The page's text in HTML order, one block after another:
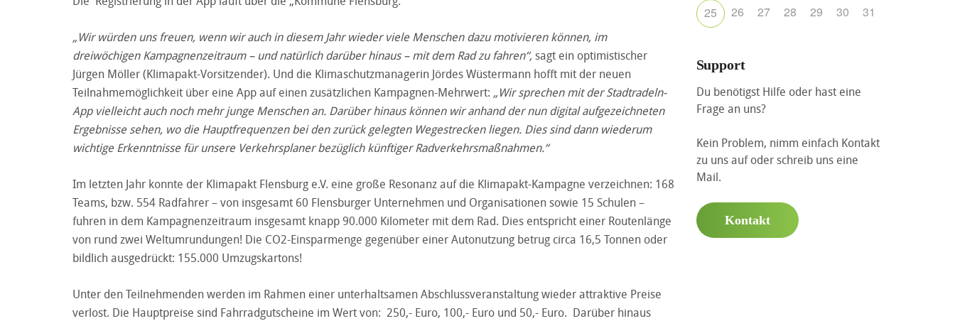
„Wir würden uns freuen, wenn wir auch in diesem Jahr wieder viele Menschen dazu motivieren können, im
dreiwöchigen Kampagnenzeitraum – und natürlich darüber hinaus – mit dem Rad zu fahren“,sagt ein optimistischer
Jürgen Möller (Klimapakt-Vorsitzender). Und die Klimaschutzmanagerin Jördes Wüstermann hofft mit der neuen
Teilnahmemöglichkeit über eine App auf einen zusätzlichen Kampagnen-Mehrwert: „Wir sprechen mit der Stadtradeln-
App vielleicht auch noch mehr junge Menschen an. Darüber hinaus können wir anhand der nun digital aufgezeichneten
Ergebnisse sehen, wo die Hauptfrequenzen bei den zurück gelegten Wegestrecken liegen. Dies sind dann wiederum
wichtige Erkenntnisse für unsere Verkehrsplaner bezüglich künftiger Radverkehrsmaßnahmen.“
Im letzten Jahr konnte der Klimapakt Flensburg e.V. eine große Resonanz auf die Klimapakt-Kampagne verzeichnen: 168
Teams, bzw. 554 Radfahrer – von insgesamt 60 Flensburger Unternehmen und Organisationen sowie 15 Schulen –
fuhren in dem Kampagnenzeitraum insgesamt knapp 90.000 Kilometer mit dem Rad. Dies entspricht einer Routenlänge
von rund zwei Weltumrundungen! Die CO2-Einsparmenge gegenüber einer Autonutzung betrug circa 16,5 Tonnen oder
bildlich ausgedrückt: 155.000 Umzugskartons!
Unter den Teilnehmenden werden im Rahmen einer unterhaltsamen Abschlussveranstaltung wieder attraktive Preise
verlost. Die Hauptpreise sind Fahrradgutscheine im Wert von: 250,- Euro, 100,- Euro und 50,- Euro. Darüber hinaus
25
26 27 28 29 30 31
Support
Du benötigst Hilfe oder hast eine
Frage an uns?
Kein Problem, nimm einfach Kontakt
zu uns auf oder schreib uns eine
Mail.
Kontakt